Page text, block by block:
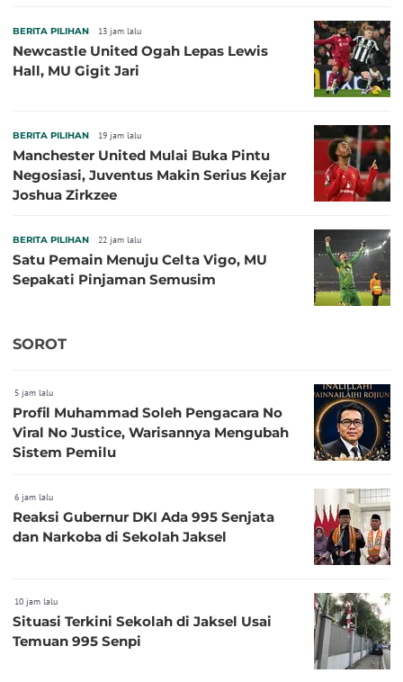
BERITA PILIHAN 13 jam lalu
Newcastle United Ogah Lepas Lewis
Hall, MU Gigit Jari
BERITA PILIHAN 19 jam lalu
Manchester United Mulai Buka Pintu
Negosiasi, Juventus Makin Serius Kejar
Joshua Zirkzee
BERITA PILIHAN 22 jam lalu
Satu Pemain Menuju Celta Vigo, MU
Sepakati Pinjaman Semusim
SOROT
5 jam lalu
Profil Muhammad Soleh Pengacara No
Viral No Justice, Warisannya Mengubah
Sistem Pemilu
6 jam lalu
Reaksi Gubernur DKI Ada 995 Senjata
dan Narkoba di Sekolah Jaksel
10 jam lalu
Situasi Terkini Sekolah di Jaksel Usai
Temuan 995 Senpi